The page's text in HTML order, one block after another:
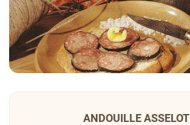
ANDOUILLE ASSELOT